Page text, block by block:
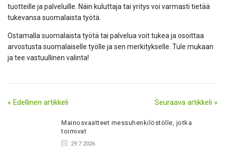
tuotteille ja palveluille. Näin kuluttaja tai yritys voi varmasti tietää
tukevansa suomalaista työtä.
Ostamalla suomalaista työtä tai palvelua voit tukea ja osoittaa
arvostusta suomalaiselle työlle ja sen merkitykselle. Tule mukaan
ja tee vastuullinen valinta!
« Edellinen artikkeli Seuraava artikkeli »
Mainosvaatteet messuhenkilöstölle, jotka
toimivat
29.7.2026